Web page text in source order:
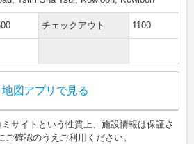
チェックアウト 1100
地図アプリで見る
サイトという性質上、施設情報は保証さ
確認のうえご利用ください。